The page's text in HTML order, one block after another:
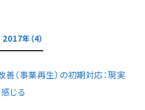
年（4）
（事業再生）の初期対応：現実
じる